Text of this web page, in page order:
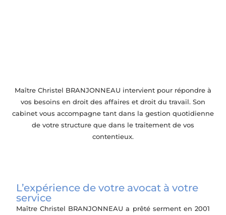
Maître Christel BRANJONNEAU intervient pour répondre à
vos besoins en droit des affaires et droit du travail. Son
cabinet vous accompagne tant dans la gestion quotidienne
de votre structure que dans le traitement de vos
contentieux.
L’expérience de votre avocat à votre
service
Maître Christel BRANJONNEAU a prêté serment en 2001